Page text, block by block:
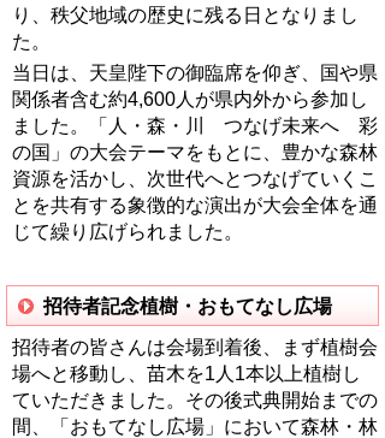
り、秩父地域の歴史に残る日となりまし
た。
当日は、天皇陛下の御臨席を仰ぎ、国や県
関係者含む約4,600人が県内外から参加し
ました。「人・森・川 つなげ未来へ 彩
の国」の大会テーマをもとに、豊かな森林
資源を活かし、次世代へとつなげていくこ
とを共有する象徴的な演出が大会全体を通
じて繰り広げられました。
招待者記念植樹・おもてなし広場
招待者の皆さんは会場到着後、まず植樹会
場へと移動し、苗木を1人1本以上植樹し
ていただきました。その後式典開始までの
間、「おもてなし広場」において森林・林